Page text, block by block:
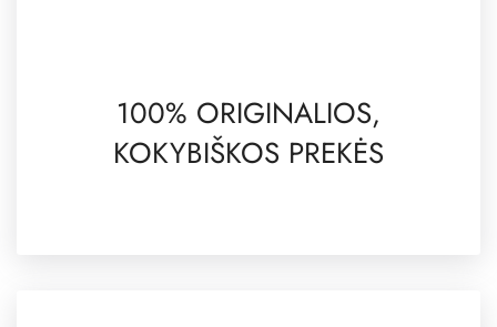
100% ORIGINALIOS,
KOKYBIŠKOS PREKĖS